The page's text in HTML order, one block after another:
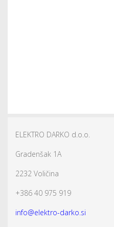
ELEKTRO DARKO d.o.o.
Gradenšak 1A
2232 Voličina
+386 40 975 919
info@elektro-darko.si